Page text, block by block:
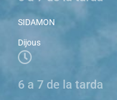
SIDAMON
Dijous
6 a 7 de la tarda